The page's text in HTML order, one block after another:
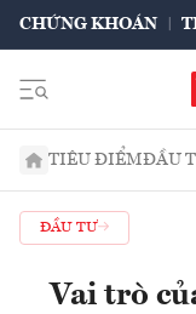
CHỨNG KHOÁN
TIÊU ĐIỂMĐẦU
ĐẦU TƯ
Vai trò